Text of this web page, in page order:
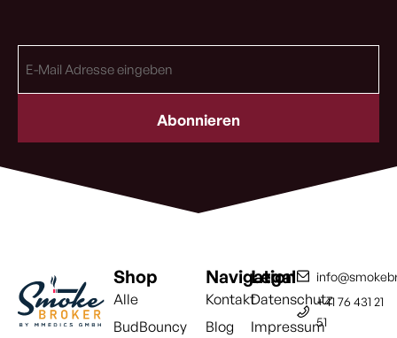
Mail
Shop
Alle
BudBouncy
Navigation
Kontakt
Blog
Legal
Datenschutz
Impressum
+41 76 431 21
51